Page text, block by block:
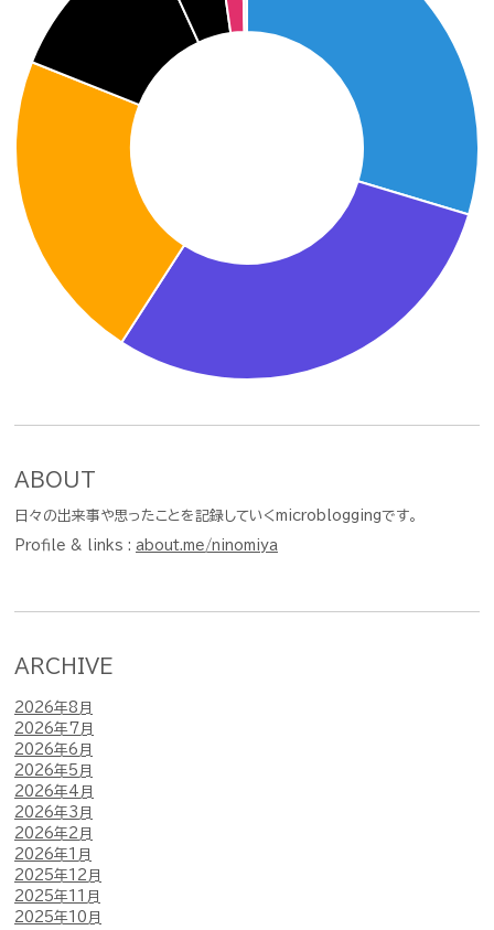
ABOUT
日々の出来事や思ったことを記録していくmicrobloggingです。
Profile & links : about.me/ninomiya
ARCHIVE
2026年8月
2026年7月
2026年6月
2026年5月
2026年4月
2026年3月
2026年2月
2026年1月
2025年12月
2025年11月
2025年10月